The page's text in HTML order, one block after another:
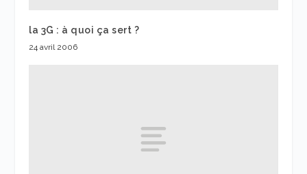
la 3G : à quoi ça sert ?
24 avril 2006